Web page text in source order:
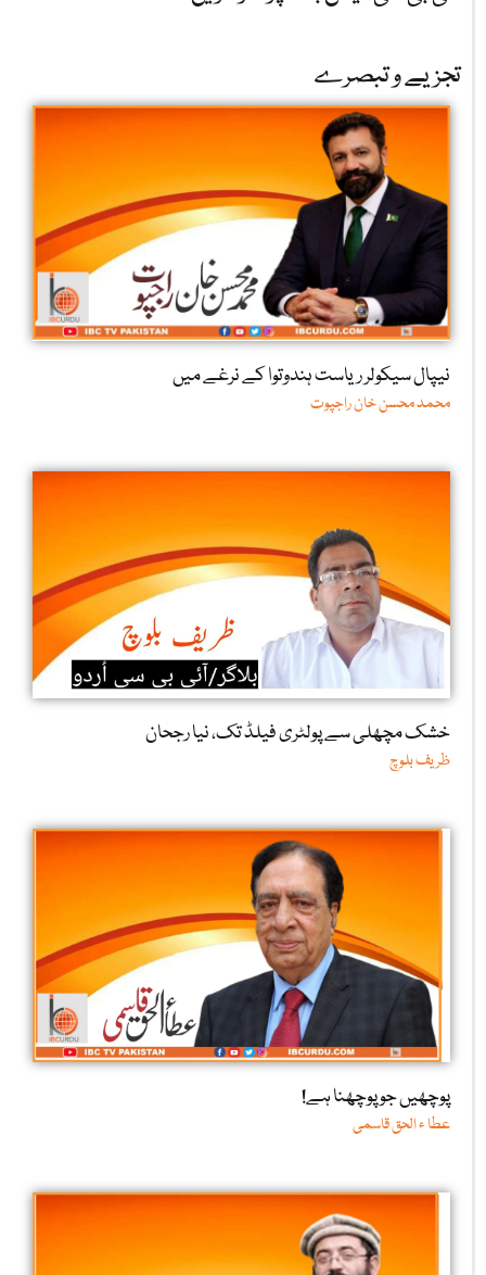
تجزیے و تبصرے
نیپال سیکولر ریاست ہندوتوا کے نرغے میں
محمد محسن خان راجپوت
خشک مچھلی سے پولٹری فیلڈ تک، نیا رجحان
ظریف بلوچ
پوچھیں جو پوچھنا ہے!
عطا ء الحق قاسمی